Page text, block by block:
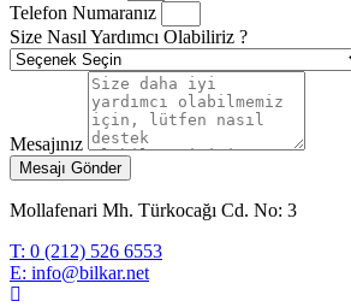
Telefon Numaranız
Size Nasıl Yardımcı Olabiliriz ?
Mesajınız
Mesajı Gönder
Mollafenari Mh. Türkocağı Cd. No: 3
T: 0 (212) 526 6553
E: info@bilkar.net